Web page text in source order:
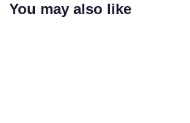
You may also like